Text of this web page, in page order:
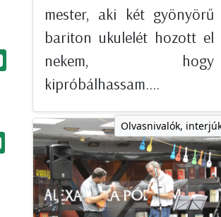
mester, aki két gyönyörű
bariton ukulelét hozott el
nekem, hogy
kipróbálhassam....
Olvasnivalók,